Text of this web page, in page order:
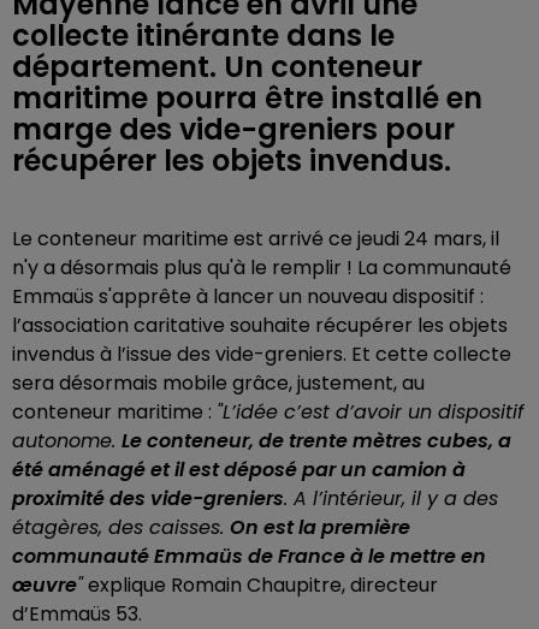
collecte itinérante dans le
département. Un conteneur
maritime pourra être installé en
marge des vide-greniers pour
récupérer les objets invendus.
Le conteneur maritime est arrivé ce jeudi 24 mars, il
n'y a désormais plus qu'à le remplir ! La communauté
Emmaüs s'apprête à lancer un nouveau dispositif :
l’association caritative souhaite récupérer les objets
invendus à l’issue des vide-greniers. Et cette collecte
sera désormais mobile grâce, justement, au
conteneur maritime : "L’idée c’est d’avoir un dispositif
autonome. Le conteneur, de trente mètres cubes, a
été aménagé et il est déposé par un camion à
proximité des vide-greniers. A l’intérieur, il y a des
étagères, des caisses. On est la première
communauté Emmaüs de France à le mettre en
œuvre"explique Romain Chaupitre, directeur
d’Emmaüs 53.